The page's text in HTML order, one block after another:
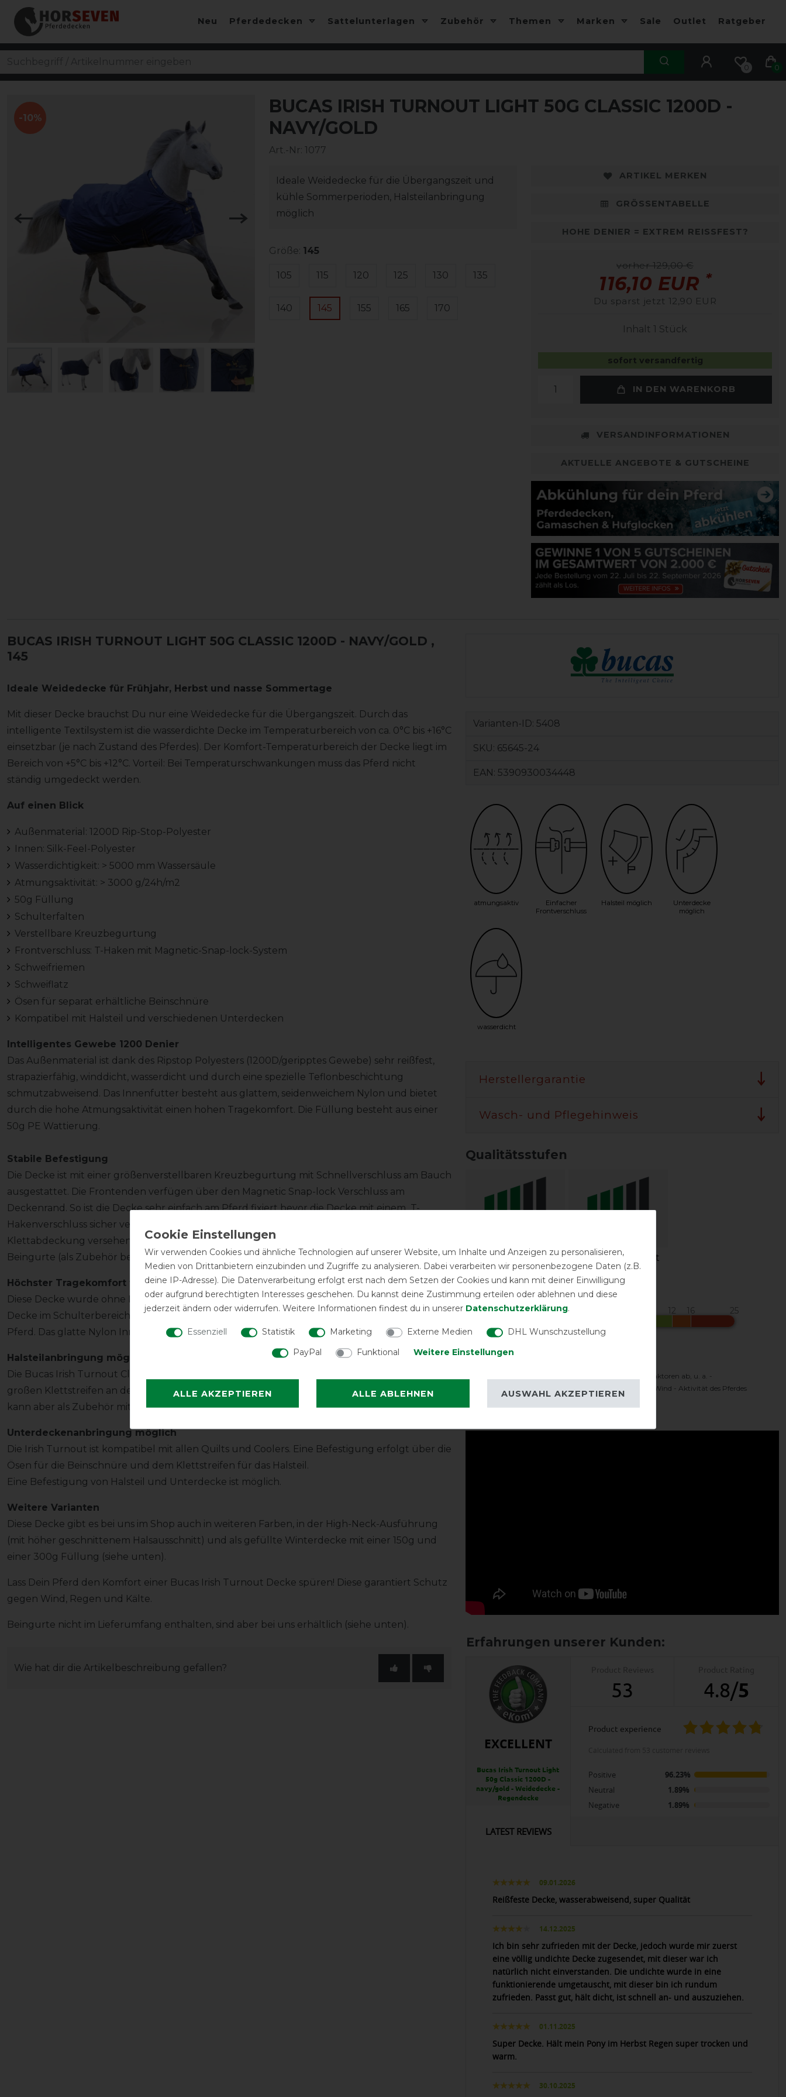
Neu Pferdedecken Sattelunterlagen Zubehör Themen Marken Sale Outlet Ratgeber
0 0
-10%
BUCAS IRISH TURNOUT LIGHT 50G CLASSIC 1200D -
NAVY/GOLD
Art.-Nr: 1077
Ideale Weidedecke für die Übergangszeit und
kühle Sommerperioden, Halsteilanbringung
möglich
Größe: 145
105 115 120 125 130 135
140 145 155 165 170
ARTIKEL MERKEN
GRÖSSENTABELLE
HOHE DENIER = EXTREM REISSFEST?
vorher 129,00 €
116,10 EUR *
Du sparst jetzt 12,90 EUR
Inhalt 1 Stück
sofort versandfertig
IN DEN WARENKORB
VERSANDINFORMATIONEN
AKTUELLE ANGEBOTE & GUTSCHEINE
BUCAS IRISH TURNOUT LIGHT 50G CLASSIC 1200D - NAVY/GOLD ,
145
Ideale Weidedecke für Frühjahr, Herbst und nasse Sommertage
Mit dieser Decke brauchst Du nur eine Weidedecke für die Übergangszeit. Durch das
intelligente Textilsystem ist die wasserdichte Decke im Temperaturbereich von ca. 0°C bis +16°C
einsetzbar (je nach Zustand des Pferdes). Der Komfort-Temperaturbereich der Decke liegt im
Bereich von +5°C bis +12°C. Vorteil: Bei Temperaturschwankungen muss das Pferd nicht
ständig umgedeckt werden.
Auf einen Blick
Außenmaterial: 1200D Rip-Stop-Polyester
Innen: Silk-Feel-Polyester
Wasserdichtigkeit: > 5000 mm Wassersäule
Atmungsaktivität: > 3000 g/24h/m2
50g Füllung
Schulterfalten
Verstellbare Kreuzbegurtung
Frontverschluss: T-Haken mit Magnetic-Snap-lock-System
Schweifriemen
Schweiflatz
Ösen für separat erhältliche Beinschnüre
Kompatibel mit Halsteil und verschiedenen Unterdecken
Intelligentes Gewebe 1200 Denier
Das Außenmaterial ist dank des Ripstop Polyesters (1200D/geripptes Gewebe) sehr reißfest,
strapazierfähig, winddicht, wasserdicht und durch eine spezielle Teflonbeschichtung
schmutzabweisend. Das Innenfutter besteht aus glattem, seidenweichem Nylon und bietet
durch die hohe Atmungsaktivität einen hohen Tragekomfort. Die Füllung besteht aus einer
50g PE Wattierung.
Stabile Befestigung
Die Decke ist mit einer größenverstellbaren Kreuzbegurtung mit Schnellverschluss am Bauch
ausgestattet. Die Frontenden verfügen über den Magnetic Snap-lock Verschluss am
Deckenrand. So ist die Decke sehr einfach am Pferd fixiert bevor die Decke mit einem T-
Hakenverschluss sicher verschlossen wird. Zur Sicherheit ist der Schnellverschluß mit einer
Klettabdeckung versehen. Die Decke besitzt eine Schweifschnur mit Befestigungsösen für
Beingurte (als Zubehör bei uns im Shop erhältlich).
Höchster Tragekomfort für Wohlbefinden
Diese Decke wurde ohne Rückennaht gefertigt. Durch die integrierte doppelte Falte ist die
Decke im Schulterbereich sehr bequem geschnitten und bietet den nötigen Freiraum für das
Pferd. Das glatte Nylon Innenfutter scheuert nicht und sorgt für höchsten Tragekomfort.
Halsteilanbringung möglich
Die Bucas Irish Turnout Classic Cut Decke bietet die Möglichkeit, das passende Halsteil mit zwei
großen Klettstreifen an der Decke zu fixieren. Das Halsteil ist nicht im Lieferumfang enthalten,
kann aber als Zubehör mitbestellt werden (siehe unten).
Unterdeckenanbringung möglich
Die Irish Turnout ist kompatibel mit allen Quilts und Coolers. Eine Befestigung erfolgt über die
Ösen für die Beinschnüre und dem Klettstreifen für das Halsteil.
Eine Befestigung von Halsteil und Unterdecke ist möglich.
Weitere Varianten
Diese Decke gibt es bei uns im Shop auch in weiteren Farben, in der High-Neck-Ausführung
(mit höher geschnittenem Halsausschnitt) und als gefüllte Winterdecke mit einer 150g und
einer 300g Füllung (siehe unten).
Lass Dein Pferd den Komfort einer Bucas Irish Turnout Decke spüren! Diese garantiert Schutz
gegen Wind, Regen und Kälte.
Beingurte nicht im Lieferumfang enthalten, sind aber bei uns erhältlich (siehe unten).
Wie hat dir die Artikelbeschreibung gefallen?
Varianten-ID: 5408
SKU: 65645-24
EAN: 5390930034448
atmungsaktiv
Einfacher
Frontverschluss
Halsteil möglich
Unterdecke
möglich
wasserdicht
Herstellergarantie
Wasch- und Pflegehinweis
Qualitätsstufen
Reißfestigkeit Wasserdichtigkeit
Temperaturbereich in °C*
*Der tatsächliche Temperaturbereich hängt von vielen Faktoren ab, u. a. -
geschoren/ungeschoren - Sonnenschein - Feuchtigkeit - Wind - Aktivität des Pferdes
EXCELLENT
Bucas Irish Turnout Light
50g Classic 1200D -
navy/gold - Weidedecke -
Regendecke
53 4.8/5
product experience
Positive
96.23%
Neutral
1.89%
Negative
1.89%
LATEST REVIEWS
09.01.2026
Reißfeste Decke, wasserabweisend, super Qualität
14.12.2025
Ich bin sehr zufrieden mit der Decke, jedoch wurde mir zuerst
eine völlig undichte Decke zugesendet, mit dieser war ich
natürlich nicht einverstanden. Die undichte wurde in eine
funktionierende umgetauscht, mit dieser bin ich rundum
zufrieden. Passt gut, hält dicht, ist schnell an- und auszuziehen.
01.11.2025
Super Decke. Hält mein Pony im Herbst Regen super trocken und
warm.
30.10.2025
Wir verwenden Cookies und ähnliche Technologien auf unserer Website, um Inhalte und Anzeigen zu personalisieren,
Medien von Drittanbietern einzubinden und Zugriffe zu analysieren. Dabei verarbeiten wir personenbezogene Daten (z.B.
deine IP-Adresse). Die Datenverarbeitung erfolgt erst nach dem Setzen der Cookies und kann mit deiner Einwilligung
oder aufgrund berechtigten Interesses geschehen. Du kannst deine Zustimmung erteilen oder ablehnen und diese
jederzeit ändern oder widerrufen. Weitere Informationen findest du in unserer Daten­schutz­erklärung.
Essenziell Statistik Marketing Externe Medien
DHL Wunschzustellung
PayPal
Funktional Weitere Einstellungen
ALLE AKZEPTIEREN ALLE ABLEHNEN AUSWAHL AKZEPTIEREN